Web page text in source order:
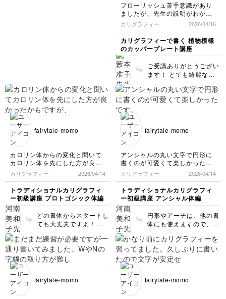
フローリッシュ苦手意識があり
ましたが、先生の説明がわかり
やすく楽しく受講出来ました。
練習頑張りたいと思います😊
カリグラフィー 2026/04/16
カリグラフィーで書く 植物模様
のカッパープレート講座
ご受講ありがとうござい
ます！ とても綺麗なラ
「A」「B」など左に振
る文字は、 文字の下の
かに見えると思います！
が一番美しいです。 ガ
イドラインを気にしすぎ
ずにのびのびと😊 どう
ぞ楽しんでくださいね！
fairytale-momo
カロリン体からの変化と聞いて
カロリン体を先にした方が良か
ったかもですが、こちらを先に
受講始めてみました。
カリグラフィー 2026/04/14
トラディショナルカリグラフィ
ー初級講座 プロトゴシック体編
どの書体からスタートし
ても大丈夫ですよ！ 縦
きましょう❣️
fairytale-momo
アンシャルの丸い文字で円形に
書くのが可愛くて楽しかったで
す。
カリグラフィー 2026/04/14
トラディショナルカリグラフィ
ー初級講座 アンシャル体編
円形やアーチは、他の書
体にも使えますので、た
いね！！
fairytale-momo fairytale-momo